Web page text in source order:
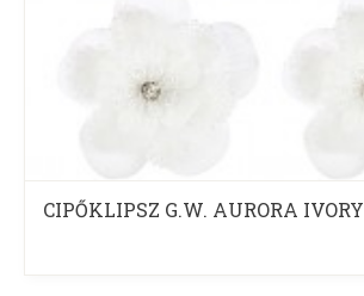
CIPŐKLIPSZ G.W. AURORA IVORY